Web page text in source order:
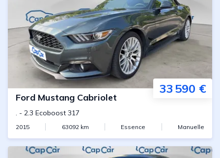
33 590 €
Ford Mustang Cabriolet
. - 2.3 Ecoboost 317
2015 63092km Essence Manuelle